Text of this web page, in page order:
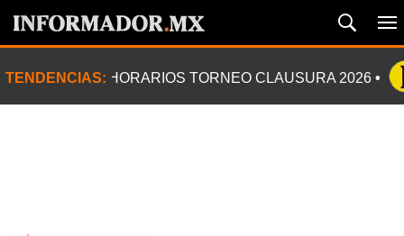
TENDENCIAS: HORARIOS TORNEO CLAUSURA 2026